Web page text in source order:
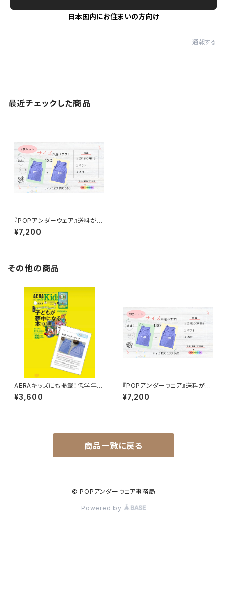
日本国内にお住まいの方向け
通報する
最近チェックした商品
『POPアンダーウェア』送料がお
得な2枚セット！サイズも選べま
す！姉妹・友達同士のシェア・プ
¥7,200
その他の商品
AERAキッズにも掲載！低学年女
の子の胸の成長をまもる肌着『P
OPアンダーウェア』
¥3,600
『POPアンダーウェア』送料がお
得な2枚セット！サイズも選べま
す！姉妹・友達同士のシェア・プ
¥7,200
商品一覧に戻る
© POPアンダーウェア事務局
Powered by